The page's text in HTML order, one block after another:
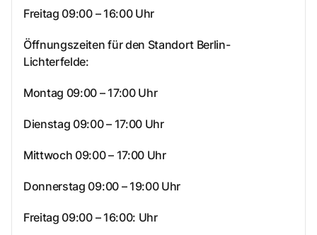
Freitag 09:00 – 16:00 Uhr
Öffnungszeiten für den Standort Berlin-
Lichterfelde:
Montag 09:00 – 17:00 Uhr
Dienstag 09:00 – 17:00 Uhr
Mittwoch 09:00 – 17:00 Uhr
Donnerstag 09:00 – 19:00 Uhr
Freitag 09:00 – 16:00: Uhr